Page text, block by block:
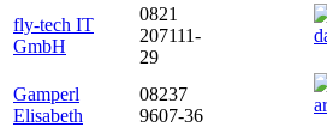
fly-tech IT
GmbH
0821
207111-
29
Gamperl
Elisabeth
08237
9607-36